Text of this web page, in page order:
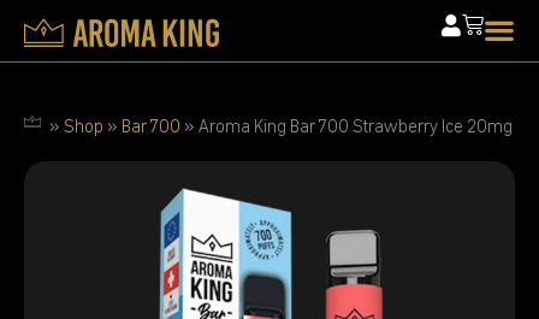
» Shop » Bar 700 » Aroma King Bar 700 Strawberry Ice 20mg